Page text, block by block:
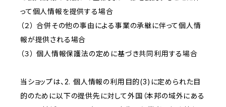
って個人情報を提供する場合
（２） 合併その他の事由による事業の承継に伴って個人情
報が提供される場合
（３） 個人情報保護法の定めに基づき共同利用する場合
当ショップは、2. 個人情報の利用目的(3)に定められた目
的のために以下の提供先に対して外国（本邦の域外にある